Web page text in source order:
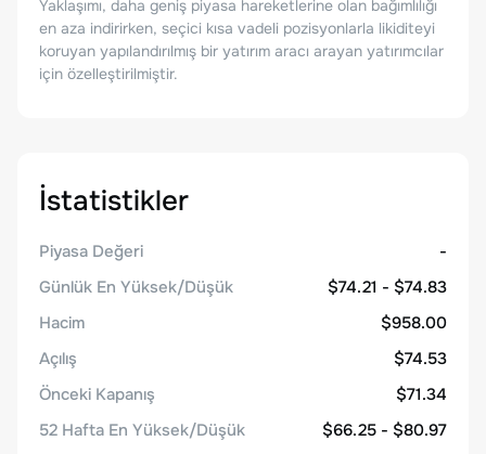
Yaklaşımı, daha geniş piyasa hareketlerine olan bağımlılığı
en aza indirirken, seçici kısa vadeli pozisyonlarla likiditeyi
koruyan yapılandırılmış bir yatırım aracı arayan yatırımcılar
için özelleştirilmiştir.
İstatistikler
Piyasa Değeri
-
Günlük En Yüksek/Düşük
$74.21 - $74.83
Hacim
$958.00
Açılış
$74.53
Önceki Kapanış
$71.34
52 Hafta En Yüksek/Düşük
$66.25 - $80.97